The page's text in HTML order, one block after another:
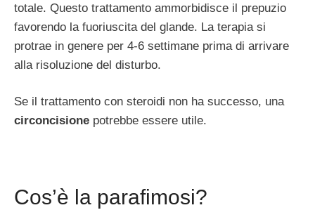
totale. Questo trattamento ammorbidisce il prepuzio
favorendo la fuoriuscita del glande. La terapia si
protrae in genere per 4-6 settimane prima di arrivare
alla risoluzione del disturbo.
Se il trattamento con steroidi non ha successo, una
circoncisione potrebbe essere utile.
Cos’è la parafimosi?